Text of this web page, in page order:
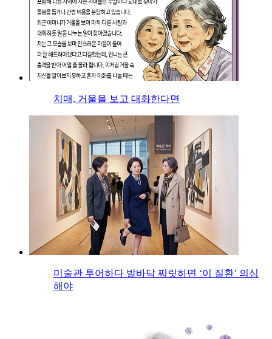
치매, 거울을 보고 대화한다면
미술관 투어하다 발바닥 찌릿하면 ‘이 질환’ 의심
해야